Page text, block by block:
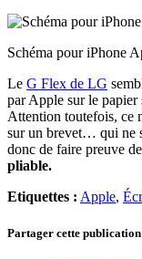
Schéma pour iPhone
Le G Flex de LG
par Apple sur le papier
Attention toutefois, ce
sur un brevet… qui ne
donc de faire preuve
pliable.
Etiquettes : Apple,
Partager cette publication